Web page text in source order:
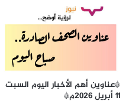
*عناوين أهم الأخبار اليوم السبت
١١ أبريل ٢٠٢٦م*